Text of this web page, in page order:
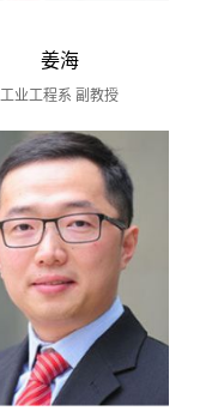
姜海
工业工程系 副教授